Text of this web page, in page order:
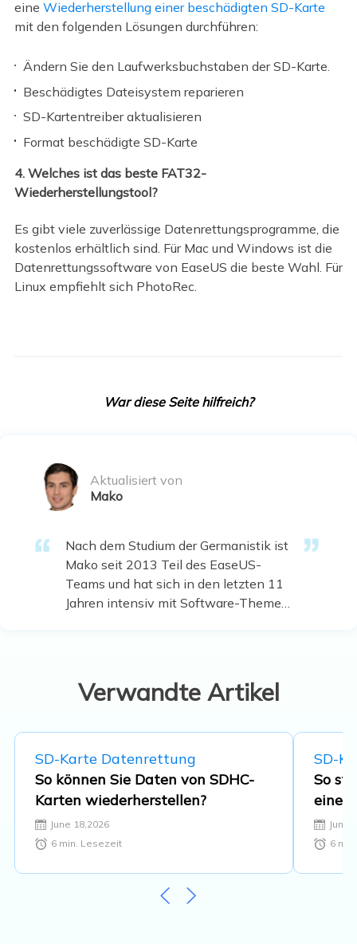
eine Wiederherstellung einer beschädigten SD-Karte
mit den folgenden Lösungen durchführen:
Ändern Sie den Laufwerksbuchstaben der SD-Karte.
Beschädigtes Dateisystem reparieren
SD-Kartentreiber aktualisieren
Format beschädigte SD-Karte
4. Welches ist das beste FAT32-
Wiederherstellungstool?
Es gibt viele zuverlässige Datenrettungsprogramme, die
kostenlos erhältlich sind. Für Mac und Windows ist die
Datenrettungssoftware von EaseUS die beste Wahl. Für
Linux empfiehlt sich PhotoRec.
War diese Seite hilfreich?
Aktualisiert von
Mako
Nach dem Studium der Germanistik ist
Mako seit 2013 Teil des EaseUS-
Teams und hat sich in den letzten 11
Jahren intensiv mit Software-Themen
Multimedia-Software. …
Verwandte Artikel
SD-Karte Datenrettung
So können Sie Daten von SDHC-
Karten wiederherstellen?
June 18,2026
6min. Lesezeit
SD-
So
einer
June
6